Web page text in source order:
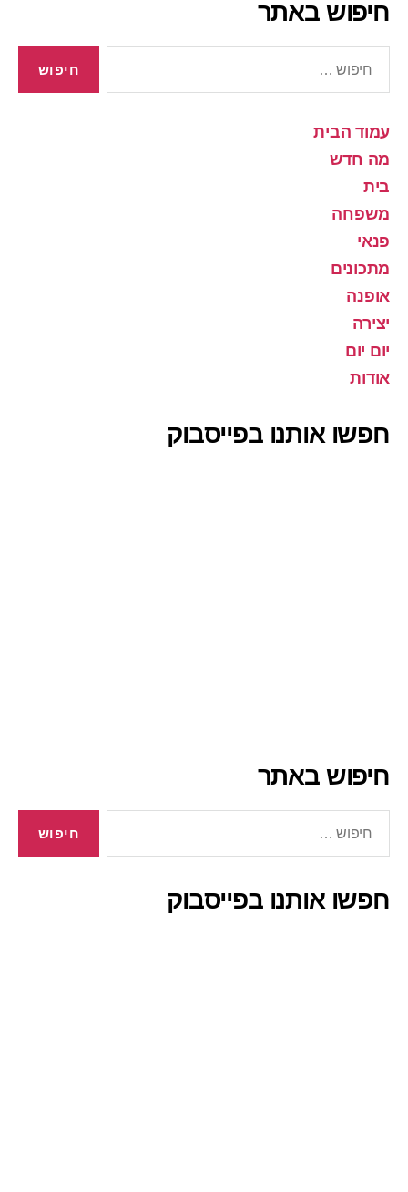
חיפוש באתר
עמוד הבית
מה חדש
בית
משפחה
פנאי
מתכונים
אופנה
יצירה
יום יום
אודות
חפשו אותנו בפייסבוק
חיפוש באתר
חפשו אותנו בפייסבוק